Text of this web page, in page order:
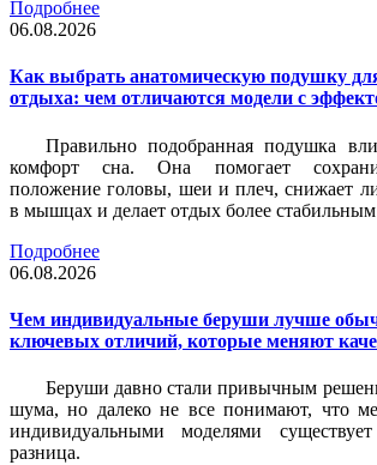
Подробнее
06.08.2026
Как выбрать анатомическую подушку
отдыха: чем отличаются модели с
Правильно подобранная подушка
комфорт сна. Она помогает
положение головы, шеи и плеч, снижает
в мышцах и делает отдых более стабильным
Подробнее
06.08.2026
Чем индивидуальные беруши лучше
ключевых отличий, которые меняют
Беруши давно стали привычным
шума, но далеко не все понимают, что
индивидуальными моделями
разница.